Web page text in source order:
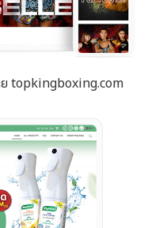
ย topkingboxing.com